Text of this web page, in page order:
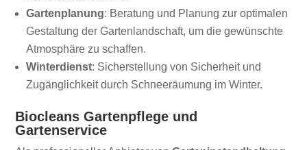
Gartenplanung: Beratung und Planung zur optimalen
Gestaltung der Gartenlandschaft, um die gewünschte
Atmosphäre zu schaffen.
Winterdienst: Sicherstellung von Sicherheit und
Zugänglichkeit durch Schneeräumung im Winter.
Biocleans Gartenpflege und
Gartenservice